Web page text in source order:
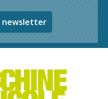
newsletter